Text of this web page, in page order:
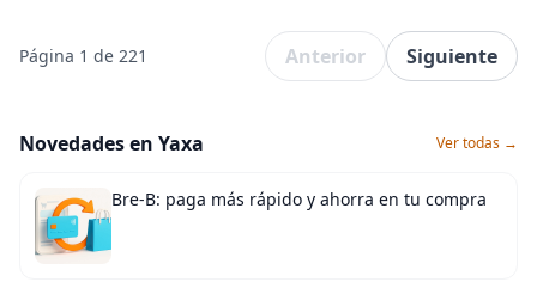
Página 1 de 221 Anterior Siguiente
Novedades en Yaxa Ver todas →
Bre-B: paga más rápido y ahorra en tu compra